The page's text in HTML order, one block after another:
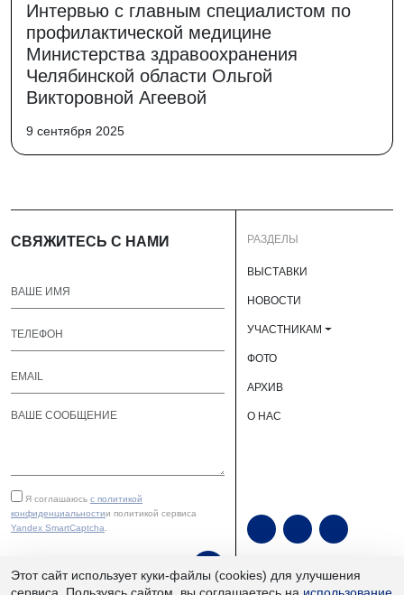
Интервью с главным специалистом по
профилактической медицине
Министерства здравоохранения
Челябинской области Ольгой
Викторовной Агеевой
9 сентября 2025
СВЯЖИТЕСЬ С НАМИ
Я соглашаюсь с политикой
конфиденциальностии политикой сервиса
Yandex SmartCaptcha.
РАЗДЕЛЫ
ВЫСТАВКИ
НОВОСТИ
УЧАСТНИКАМ
ФОТО
АРХИВ
О НАС
Этот сайт использует куки-файлы (cookies) для улучшения